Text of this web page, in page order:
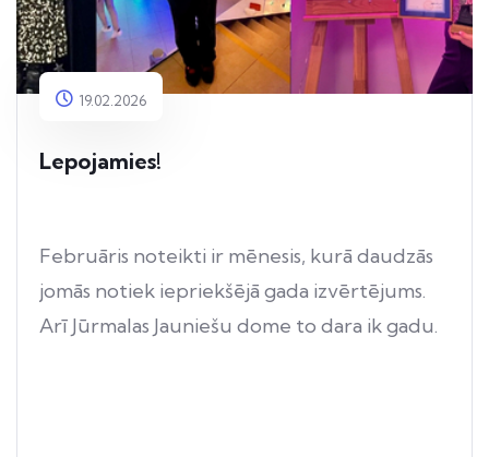
19.02.2026
Lepojamies!
Februāris noteikti ir mēnesis, kurā daudzās
jomās notiek iepriekšējā gada izvērtējums.
Arī Jūrmalas Jauniešu dome to dara ik gadu.